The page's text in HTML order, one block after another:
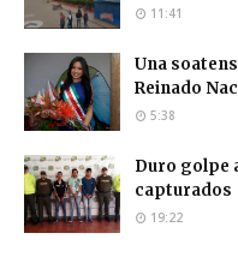
11:41
Una
Reinado
5:38
Duro golpe
capturados
19:22